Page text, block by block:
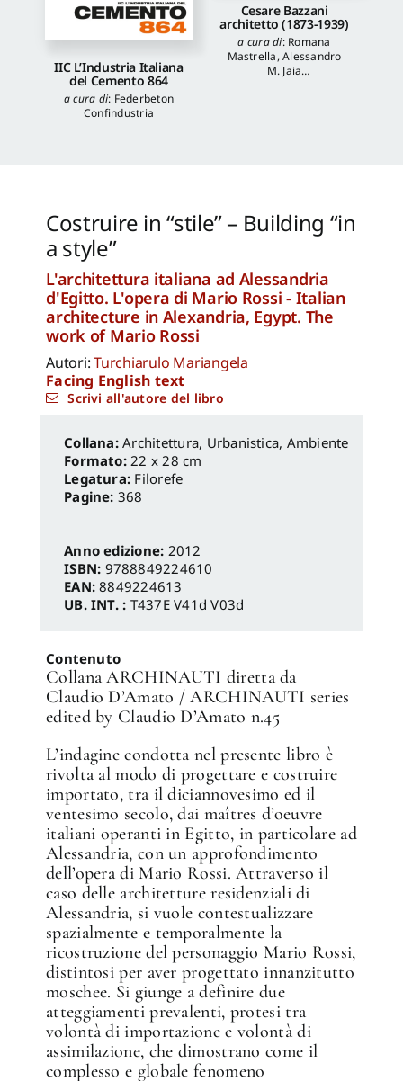
IIC L’Industria Italiana
del Cemento 864
a cura di: Federbeton
Confindustria
Cesare Bazzani
architetto (1873-1939)
a cura di: Romana
Mastrella,Alessandro
M. Jaia
Costruire in “stile” – Building “in
a style”
L'architettura italiana ad Alessandria
d'Egitto. L'opera di Mario Rossi - Italian
architecture in Alexandria, Egypt. The
work of Mario Rossi
Autori:Turchiarulo Mariangela
Facing English text
Scrivi all'autore del libro
Architettura, Urbanistica, Ambiente
Formato: 22 x 28 cm
Legatura: Filorefe
Pagine: 368
Anno edizione: 2012
ISBN: 9788849224610
EAN:8849224613
UB. INT. : T437E V41d V03d
Contenuto
Collana ARCHINAUTI diretta da
Claudio D’Amato / ARCHINAUTI series
edited by Claudio D’Amato n.45
L’indagine condotta nel presente libro è
rivolta al modo di progettare e costruire
importato, tra il diciannovesimo ed il
ventesimo secolo, dai maîtres d’oeuvre
italiani operanti in Egitto, in particolare ad
Alessandria, con un approfondimento
dell’opera di Mario Rossi. Attraverso il
caso delle architetture residenziali di
Alessandria, si vuole contestualizzare
spazialmente e temporalmente la
ricostruzione del personaggio Mario Rossi,
distintosi per aver progettato innanzitutto
moschee. Si giunge a definire due
atteggiamenti prevalenti, protesi tra
volontà di importazione e volontà di
assimilazione, che dimostrano come il
complesso e globale fenomeno